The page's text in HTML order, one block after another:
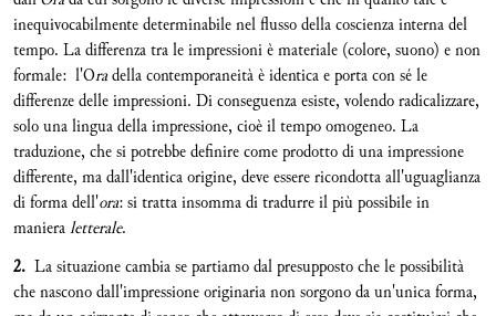
inequivocabilmente determinabile nel flusso della coscienza interna del
tempo. La differenza tra le impressioni è materiale (colore, suono) e non
formale: l'Oradella contemporaneità è identica e porta con sé le
differenze delle impressioni. Di conseguenza esiste, volendo radicalizzare,
solo una lingua della impressione, cioè il tempo omogeneo. La
traduzione, che si potrebbe definire come prodotto di una impressione
differente, ma dall'identica origine, deve essere ricondotta all'uguaglianza
di forma dell'ora: si tratta insomma di tradurre il più possibile in
manieraletterale.
2. La situazione cambia se partiamo dal presupposto che le possibilità
che nascono dall'impressione originaria non sorgono da un'unica forma,